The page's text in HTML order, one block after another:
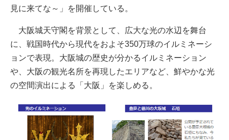
見に来てな～」を開催している。
大阪城天守閣を背景として、広大な光の水辺を舞台
に、戦国時代から現代をおよそ350万球のイルミネーシ
ョンで表現。大阪城の歴史が分かるイルミネーション
や、大阪の観光名所を再現したエリアなど、鮮やかな光
の空間演出による「大阪」を楽しめる。